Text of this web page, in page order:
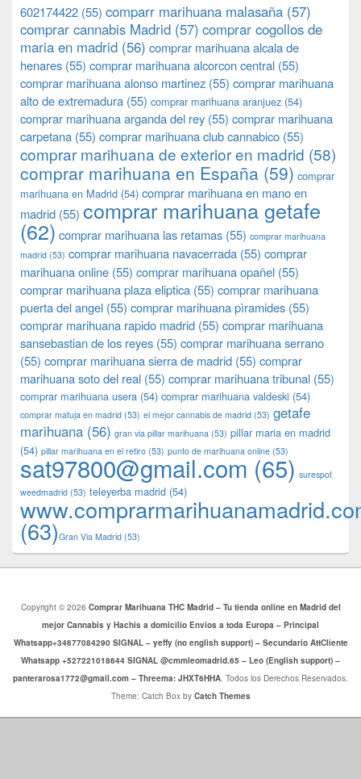
602174422 (55) comparr marihuana malasaña (57)
comprar cannabis Madrid (57) comprar cogollos de
maria en madrid (56) comprar marihuana alcala de
henares (55) comprar marihuana alcorcon central (55)
comprar marihuana alonso martinez (55) comprar marihuana
alto de extremadura (55) comprar marihuana aranjuez (54)
comprar marihuana arganda del rey (55) comprar marihuana
carpetana (55) comprar marihuana club cannabico (55)
comprar marihuana de exterior en madrid (58)
comprar marihuana en España (59) comprar
marihuana en Madrid (54) comprar marihuana en mano en
madrid (55) comprar marihuana getafe
(62) comprar marihuana las retamas (55) comprar marihuana
madrid (53) comprar marihuana navacerrada (55) comprar
marihuana online (55) comprar marihuana opañel (55)
comprar marihuana plaza eliptica (55) comprar marihuana
puerta del angel (55) comprar marihuana pìramides (55)
comprar marihuana rapido madrid (55) comprar marihuana
sansebastian de los reyes (55) comprar marihuana serrano
(55) comprar marihuana sierra de madrid (55) comprar
marihuana soto del real (55) comprar marihuana tribunal (55)
comprar marihuana usera (54) comprar marihuana valdeski (54)
comprar matuja en madrid (53) el mejor cannabis de madrid (53) getafe
marihuana (56) gran via pillar marihuana (53) pillar maria en madrid
(54) pillar marihuana en el retiro (53) punto de marihuana online (53)
sat97800@gmail.com (65) surespot
weedmadrid (53) teleyerba madrid (54)
(63)​​Gran Via Madrid (53)
Copyright © 2026 Comprar Marihuana THC Madrid – Tu tienda online en Madrid del
mejor Cannabis y Hachis a domicilio Envios a toda Europa – Principal
Whatsapp+34677084290 SIGNAL – yeffy (no english support) – Secundario AttCliente
Whatsapp +527221018644 SIGNAL @cmmleomadrid.65 – Leo (English support) –
panterarosa1772@gmail.com – Threema: JHXT6HHA. Todos los Derechos Reservados.
Theme: Catch Box by Catch Themes